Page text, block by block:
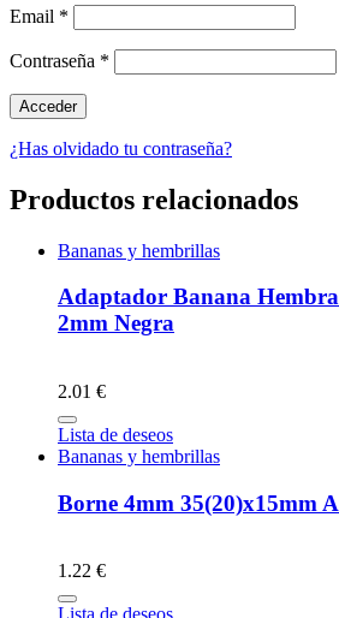
Email *
Contraseña *
¿Has olvidado tu contraseña?
Productos relacionados
Bananas y hembrillas
Adaptador Banana
2mm Negra
2.01 €
Lista de deseos
Bananas y hembrillas
Borne 4mm 35(20)x15mm
1.22 €